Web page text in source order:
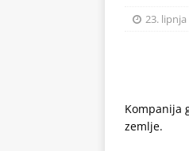
23. lipnja
Kompanija
zemlje.